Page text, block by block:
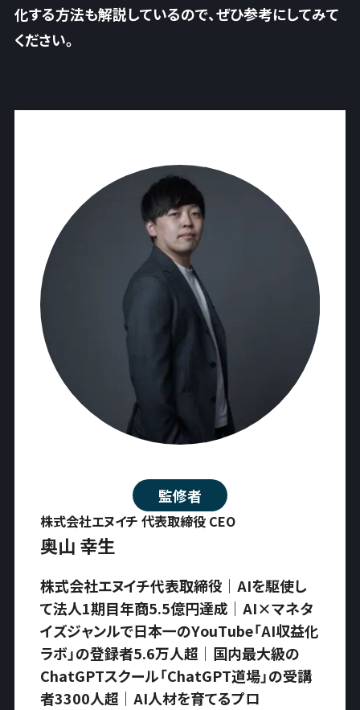
化する方法も解説しているので、ぜひ参考にしてみて
ください。
監修者
株式会社エヌイチ 代表取締役 CEO
奥山 幸生
株式会社エヌイチ代表取締役｜AIを駆使し
て法人1期目年商5.5億円達成｜AI×マネタ
イズジャンルで日本一のYouTube「AI収益化
ラボ」の登録者5.6万人超｜国内最大級の
ChatGPTスクール「ChatGPT道場」の受講
者3300人超｜AI人材を育てるプロ